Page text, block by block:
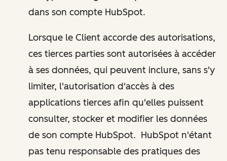
dans son compte HubSpot.
Lorsque le Client accorde des autorisations,
ces tierces parties sont autorisées à accéder
à ses données, qui peuvent inclure, sans s'y
limiter, l'autorisation d'accès à des
applications tierces afin qu'elles puissent
consulter, stocker et modifier les données
de son compte HubSpot. HubSpot n'étant
pas tenu responsable des pratiques des